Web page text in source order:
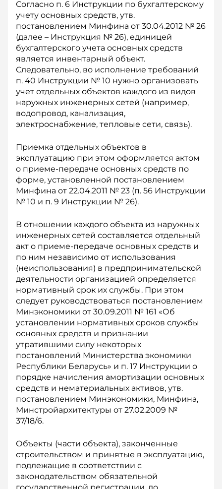
Согласно п. 6 Инструкции по бухгалтерскому
учету основных средств, утв.
постановлением Минфина от 30.04.2012 № 26
(далее – Инструкция № 26), единицей
бухгалтерского учета основных средств
является инвентарный объект.
Следовательно, во исполнение требований
п. 40 Инструкции № 10 нужно организовать
учет отдельных объектов каждого из видов
наружных инженерных сетей (например,
водопровод, канализация,
электроснабжение, тепловые сети, связь).
Приемка отдельных объектов в
эксплуатацию при этом оформляется актом
о приеме-передаче основных средств по
форме, установленной постановлением
Минфина от 22.04.2011 № 23 (п. 56 Инструкции
№ 10 и п. 9 Инструкции № 26).
В отношении каждого объекта из наружных
инженерных сетей составляется отдельный
акт о приеме-передаче основных средств и
по ним независимо от использования
(неиспользования) в предпринимательской
деятельности организацией определяется
нормативный срок их службы. При этом
следует руководствоваться постановлением
Минэкономики от 30.09.2011 № 161 «Об
установлении нормативных сроков службы
основных средств и признании
утратившими силу некоторых
постановлений Министерства экономики
Республики Беларусь» и п. 17 Инструкции о
порядке начисления амортизации основных
средств и нематериальных активов, утв.
постановлением Мин­экономики, Минфина,
Минстройархитектуры от 27.02.2009 №
37/18/6.
Объекты (части объекта), законченные
строительством и принятые в эксплуатацию,
подлежащие в соответствии с
законодательством обязательной